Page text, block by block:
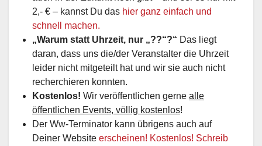
2,- € – kannst Du das hier ganz einfach und
schnell machen.
„Warum statt Uhrzeit, nur „??“?“ Das liegt
daran, dass uns die/der Veranstalter die Uhrzeit
leider nicht mitgeteilt hat und wir sie auch nicht
recherchieren konnten.
Kostenlos! Wir veröffentlichen gerne alle
öffentlichen Events, völlig kostenlos!
Der Ww-Terminator kann übrigens auch auf
Deiner Website erscheinen! Kostenlos! Schreib